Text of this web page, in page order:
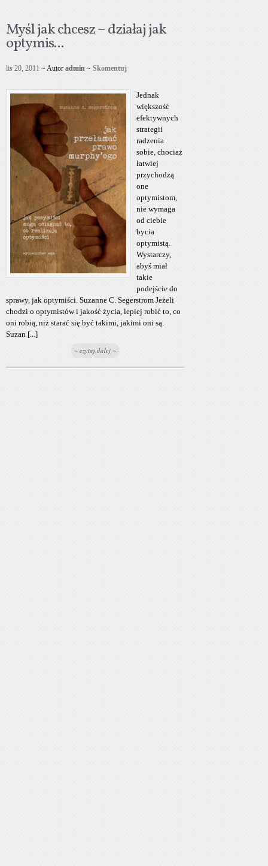
Myśl jak chcesz – działaj jak
optymis...
lis 20, 2011 ~ Autor admin ~ Skomentuj
Jednak
większość
efektywnych
strategii
radzenia
sobie, chociaż
łatwiej
przychodzą
one
optymistom,
nie wymaga
od ciebie
bycia
optymistą.
Wystarczy,
abyś miał
takie
podejście do
sprawy, jak optymiści. Suzanne C. Segerstrom Jeżeli
chodzi o optymistów i jakość życia, lepiej robić to, co
oni robią, niż starać się być takimi, jakimi oni są.
Suzan [...]
~ czytaj dalej ~